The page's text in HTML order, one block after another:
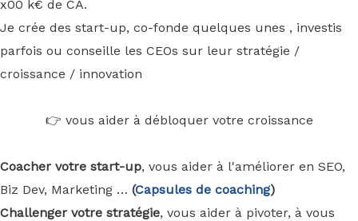
x00 k€ de CA.
Je crée des start-up, co-fonde quelques unes , investis
parfois ou conseille les CEOs sur leur stratégie /
croissance / innovation
👉 vous aider à débloquer votre croissance
Coacher votre start-up, vous aider à l'améliorer en SEO,
Biz Dev, Marketing … (Capsules de coaching)
Challenger votre stratégie, vous aider à pivoter, à vous